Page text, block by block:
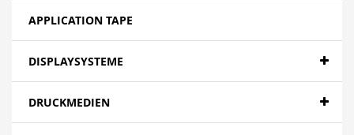
APPLICATION TAPE
DISPLAYSYSTEME
DRUCKMEDIEN